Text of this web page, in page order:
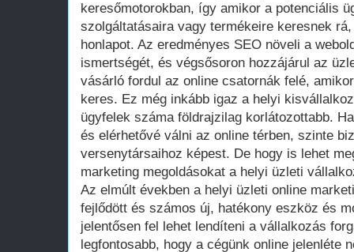
keresőmotorokban, így amikor a potenciális
szolgáltatásaira vagy termékeire keresnek
honlapot. Az eredményes SEO növeli a
ismertségét, és végsősoron hozzájárul az
vásárló fordul az online csatornák felé,
keres. Ez még inkább igaz a helyi
ügyfelek száma földrajzilag korlátozottabb.
és elérhetővé válni az online térben, szinte
versenytársaihoz képest. De hogy is lehet
marketing megoldásokat a helyi üzleti
Az elmúlt években a helyi üzleti online
fejlődött és számos új, hatékony eszköz és
jelentősen fel lehet lendíteni a vállalkozás
legfontosabb, hogy a cégünk online jelenléte